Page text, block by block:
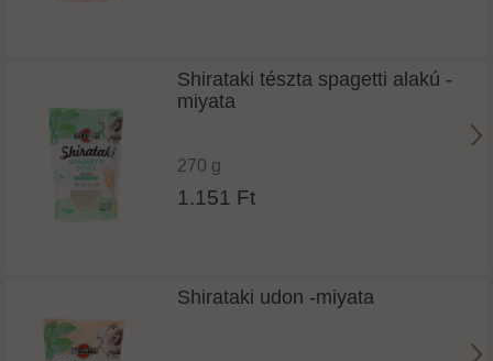
Shirataki tészta spagetti alakú -
miyata
270 g
1.151 Ft
Shirataki udon -miyata